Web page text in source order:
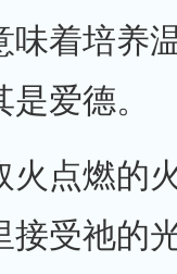
味着培养
爱德。
火点燃的
接受祂的